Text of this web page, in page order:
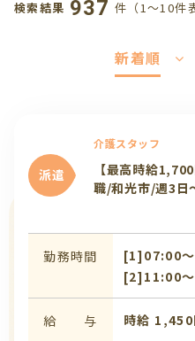
検索結果 937 件（1〜10件
新着順
派遣
介護スタッフ
【最高時給
職/和光市/週3日
勤務時間
[1]07:00
[2]11:00
給 与 時給